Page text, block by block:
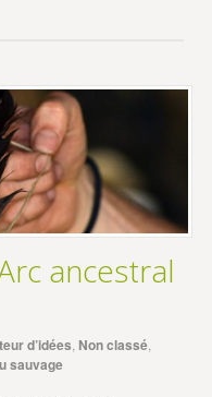
ancestral
d’idées Non classé,
sauvage